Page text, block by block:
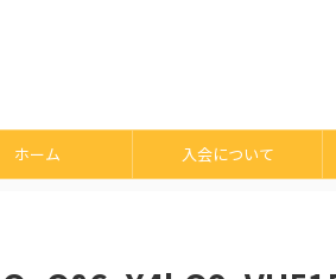
ホーム 入会について